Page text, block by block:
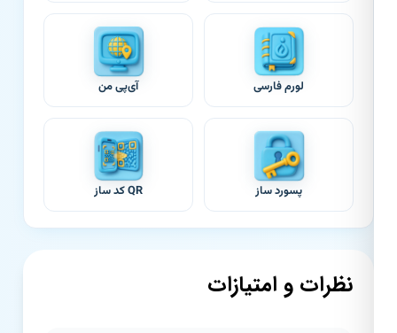
لورم فارسی آی‌پی من
پسورد ساز
نظرات و امتیازات